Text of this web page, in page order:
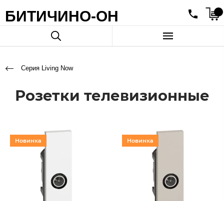
БИТИЧИНО-ОН
Серия Living Now
Розетки телевизионные
Новинка Новинка